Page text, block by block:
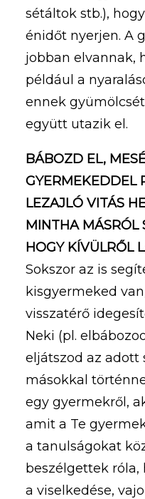
sétáltok stb.),
énidőt nyerjen. A
jobban elvannak,
például a
ennek
együtt utazik el.
BÁBOZD EL,
GYERMEKEDDEL
LEZAJLÓ VITÁS
MINTHA MÁSRÓL
HOGY KÍVÜLRŐL
Sokszor az is
kisgyermeked
visszatérő
Neki (pl.
eljátszod az adott
másokkal
egy gyermekről,
amit a Te
a tanulságokat
beszélgettek
a viselkedése,